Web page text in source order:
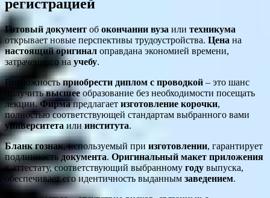
регистрацией
Готовый документ об окончании вуза или техникума
открывает новые перспективы трудоустройства. Цена на
настоящий оригинал оправдана экономией времени,
затраченного на учебу.
Возможностьприобрести диплом с проводкой – это шанс
получитьвысшее образование без необходимости посещать
лекции.Фирмапредлагает изготовление корочки,
полностью соответствующей стандартам выбранного вами
университета или института.
Бланк гознак, используемый при изготовлении, гарантирует
подлинность документа. Оригинальный макет приложения
к аттестату, соответствующий выбранному году выпуска,
обеспечивает его идентичность выданным заведением.